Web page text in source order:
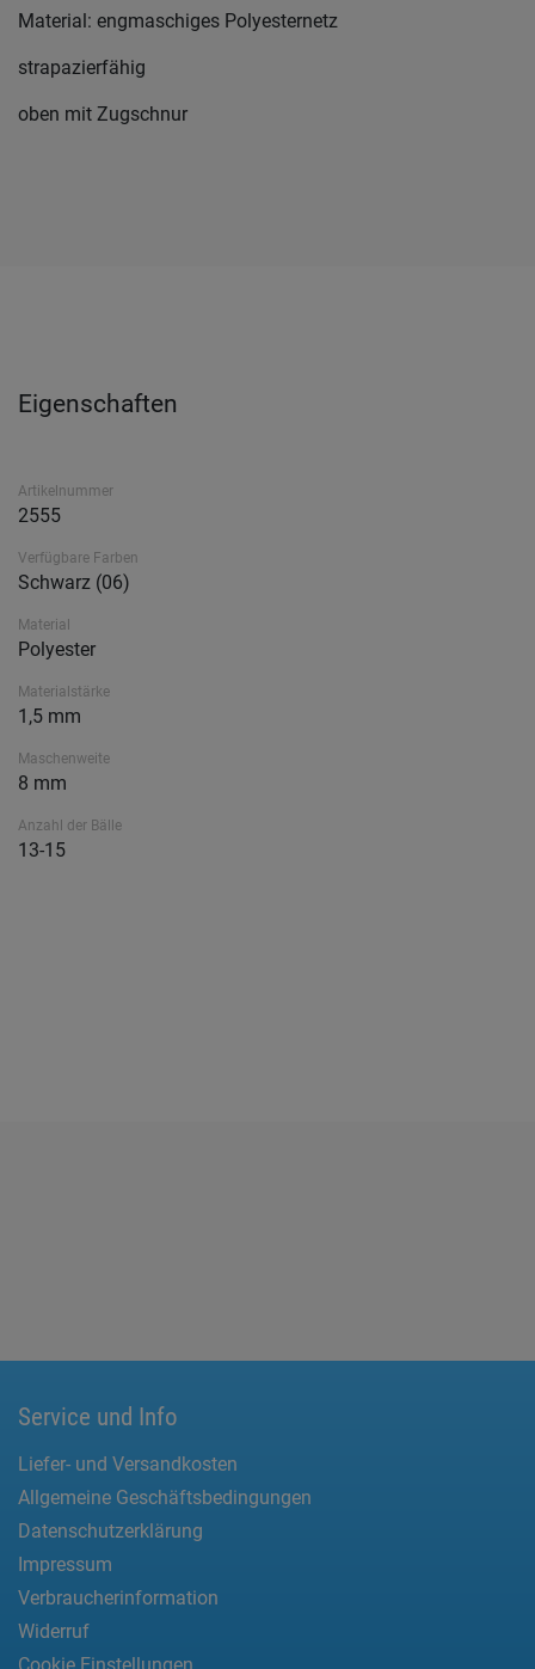
Material: engmaschiges Polyesternetz
strapazierfähig
oben mit Zugschnur
Eigenschaften
Artikelnummer
2555
Verfügbare Farben
Schwarz (06)
Material
Polyester
Materialstärke
1,5 mm
Maschenweite
8 mm
Anzahl der Bälle
13-15
Service und Info
Liefer- und Versandkosten
Allgemeine Geschäftsbedingungen
Datenschutzerklärung
Impressum
Verbraucherinformation
Widerruf